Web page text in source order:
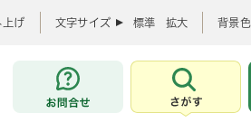
上げ 文字サイズ 標準 拡大 背景色
お問合せ
さがす